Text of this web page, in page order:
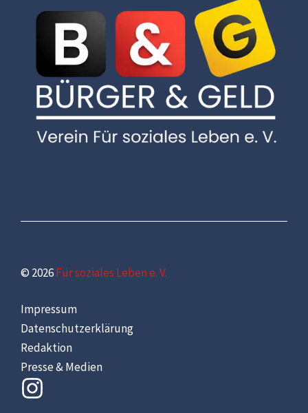
© 2026Für soziales Leben e. V.
Impressum
Datenschutzerklärung
Redaktion
Presse & Medien